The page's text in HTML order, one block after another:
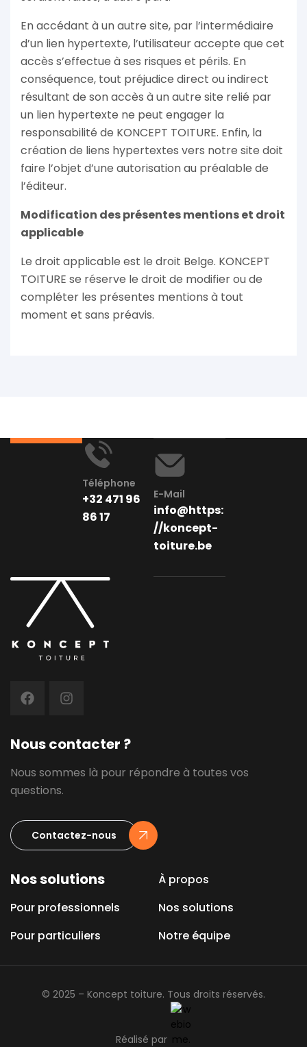
En accédant à un autre site, par l’intermédiaire
d’un lien hypertexte, l’utilisateur accepte que cet
accès s’effectue à ses risques et périls. En
conséquence, tout préjudice direct ou indirect
résultant de son accès à un autre site relié par
un lien hypertexte ne peut engager la
responsabilité de KONCEPT TOITURE. Enfin, la
création de liens hypertextes vers notre site doit
faire l’objet d’une autorisation au préalable de
l’éditeur.
Modification des présentes mentions et droit
applicable
Le droit applicable est le droit Belge. KONCEPT
TOITURE se réserve le droit de modifier ou de
compléter les présentes mentions à tout
moment et sans préavis.
Téléphone
+32 471 96
86 17
E-Mail
info@https:
//koncept-
toiture.be
Nos solutions
Pour professionnels
Pour particuliers
À propos
Nos solutions
Notre équipe
Nous contacter ?
Nous sommes là pour répondre à toutes vos
questions.
Contactez-nous
© 2025 – Koncept toiture. Tous droits réservés.
Réalisé par